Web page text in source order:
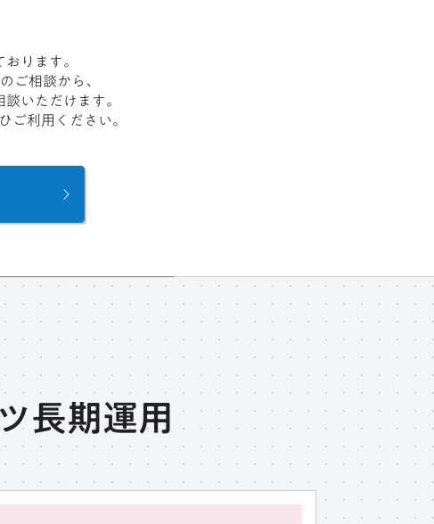
ります。
ご相談から、
いただけます。
ご利用ください。
長期運用